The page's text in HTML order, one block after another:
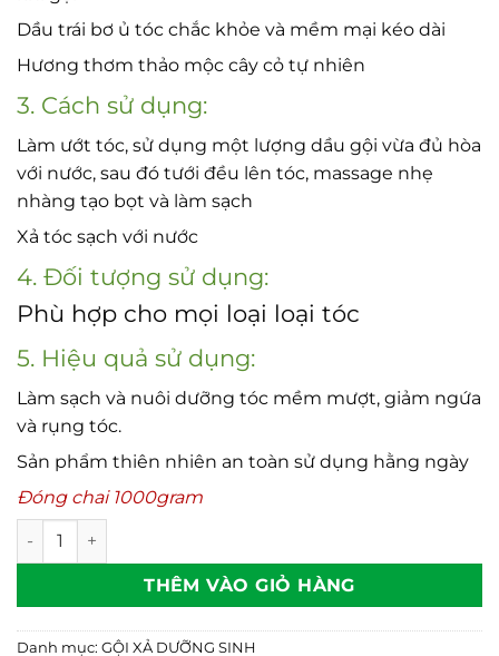
Dầu trái bơ ủ tóc chắc khỏe và mềm mại kéo dài
Hương thơm thảo mộc cây cỏ tự nhiên
3. Cách sử dụng:
Làm ướt tóc, sử dụng một lượng dầu gội vừa đủ hòa
với nước, sau đó tưới đều lên tóc, massage nhẹ
nhàng tạo bọt và làm sạch
Xả tóc sạch với nước
4. Đối tượng sử dụng:
Phù hợp cho mọi loại loại tóc
5. Hiệu quả sử dụng:
Làm sạch và nuôi dưỡng tóc mềm mượt, giảm ngứa
và rụng tóc.
Sản phẩm thiên nhiên an toàn sử dụng hằng ngày
Đóng chai 1000gram
Dầu gội thảo mộc số lượng
THÊM VÀO GIỎ HÀNG
Danh mục: GỘI XẢ DƯỠNG SINH